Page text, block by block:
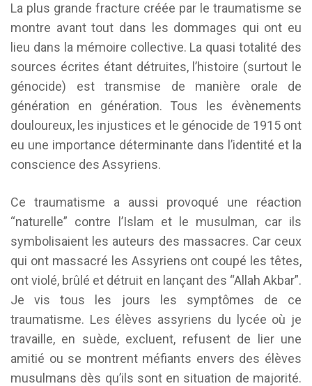
La plus grande fracture créée par le traumatisme se
montre avant tout dans les dommages qui ont eu
lieu dans la mémoire collective. La quasi totalité des
sources écrites étant détruites, l’histoire (surtout le
génocide) est transmise de manière orale de
génération en génération. Tous les évènements
douloureux, les injustices et le génocide de 1915 ont
eu une importance déterminante dans l’identité et la
conscience des Assyriens.
Ce traumatisme a aussi provoqué une réaction
“naturelle” contre l’Islam et le musulman, car ils
symbolisaient les auteurs des massacres. Car ceux
qui ont massacré les Assyriens ont coupé les têtes,
ont violé, brûlé et détruit en lançant des “Allah Akbar”.
Je vis tous les jours les symptômes de ce
traumatisme. Les élèves assyriens du lycée où je
travaille, en suède, excluent, refusent de lier une
amitié ou se montrent méfiants envers des élèves
musulmans dès qu’ils sont en situation de majorité.